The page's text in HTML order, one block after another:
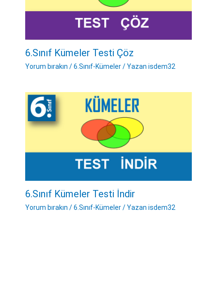
6.Sınıf Kümeler Testi Çöz
Yorum bırakın /6.Sınıf-Kümeler/ Yazan isdem32
6.Sınıf Kümeler Testi İndir
Yorum bırakın /6.Sınıf-Kümeler/ Yazan isdem32